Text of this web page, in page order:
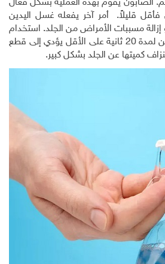
الصابون يقوم بهذه العملية بشكل فعال
فأقل قليلاً. أمر آخر يفعله غسل اليدين
مسببات الأمراض من الجلد. استخدام
الماء الجاري واحتكاك اليدين لمدة 20 ثانية على الأقل يؤدي إلى قطع
كميتها عن الجلد بشكل كبير.